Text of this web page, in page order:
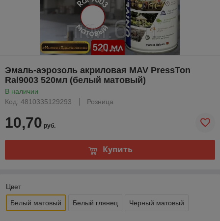
Эмаль-аэрозоль акриловая MAV PressTon
Ral9003 520мл (белый матовый)
В наличии
Код: 4810335129293
Розница
10,70 руб.
Купить
Цвет
Белый матовый Белый глянец Черный матовый